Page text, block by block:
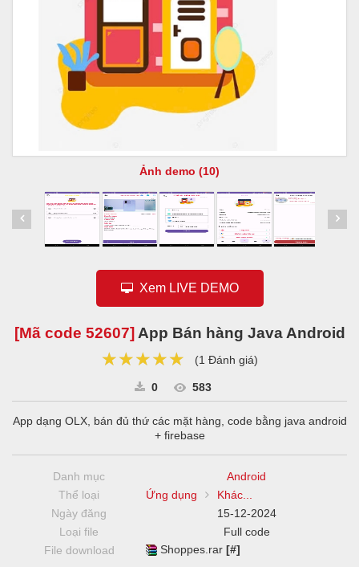
Ảnh demo (10)
Xem LIVE DEMO
[Mã code 52607] App Bán hàng Java Android
★★★★★
★★★★★
★★★★★ (1 Đánh giá)
0 583
App dạng OLX, bán đủ thứ các mặt hàng, code bằng java android
+ firebase
Danh mục
Android
Thể loại
Ứng dụng
Khác...
Ngày đăng
15-12-2024
Loại file
Full code
File download
Shoppes.rar[#]